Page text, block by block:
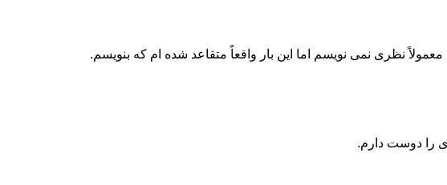
نظری نمی نویسم اما این بار واقعاً متقاعد شده ام که بنویسم.
را دوست دارم.